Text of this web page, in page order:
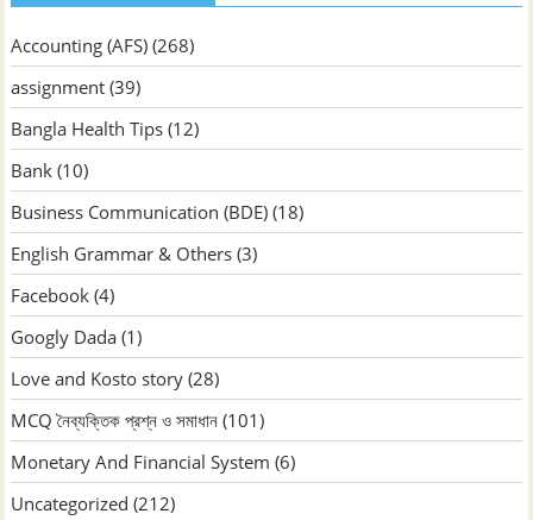
Accounting (AFS) (268)
assignment (39)
Bangla Health Tips (12)
Bank (10)
Business Communication (BDE) (18)
English Grammar & Others (3)
Facebook (4)
Googly Dada (1)
Love and Kosto story (28)
MCQ নৈব্যক্তিক প্রশ্ন ও সমাধান (101)
Monetary And Financial System (6)
Uncategorized (212)